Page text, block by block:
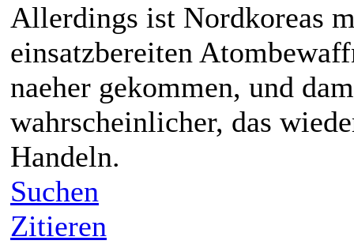
Allerdings ist Nordkoreas
einsatzbereiten
naeher gekommen, und
wahrscheinlicher, das
Handeln.
Suchen
Zitieren